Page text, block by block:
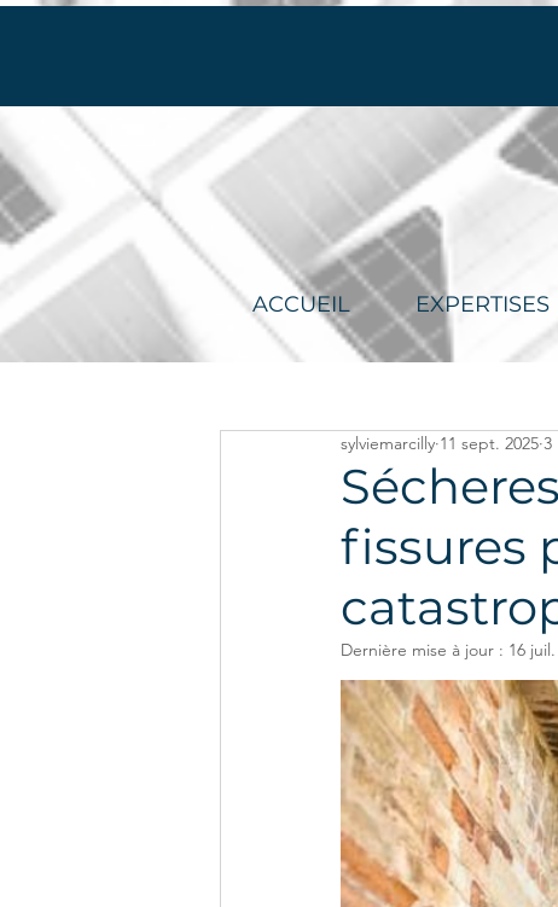
ACCUEIL EXPERTISES
fissures
sylviemarcilly 11 sept. 2025 3
Dernière mise à jour : 16 juil.